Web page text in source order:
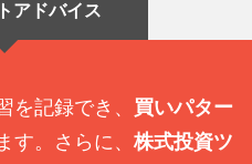
アドバイス
を記録でき、 買いパター
す。さらに、 株式投資ツ